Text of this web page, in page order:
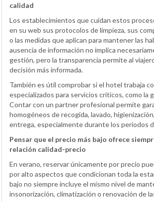
calidad
Los establecimientos que cuidan estos
en su web sus protocolos de limpieza, sus
o las medidas que aplican para mantener las
ausencia de información no implica
gestión, pero la transparencia permite al
decisión más informada.
También es útil comprobar si el hotel trabaja
especializados para servicios críticos, como la
Contar con un partner profesional permite
homogéneos de recogida, lavado,
entrega, especialmente durante los periodos
Pensar que el precio más bajo ofrece
relación calidad-precio
En verano, reservar únicamente por precio
por alto aspectos que condicionan toda la
bajo no siempre incluye el mismo nivel de
insonorización, climatización o renovación de